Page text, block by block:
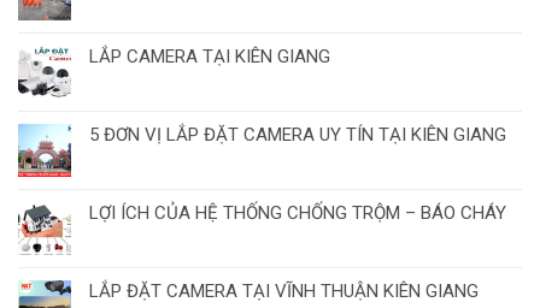
LẮP CAMERA TẠI KIÊN GIANG
5 ĐƠN VỊ LẮP ĐẶT CAMERA UY TÍN TẠI KIÊN GIANG
LỢI ÍCH CỦA HỆ THỐNG CHỐNG TRỘM – BÁO CHÁY
LẮP ĐẶT CAMERA TẠI VĨNH THUẬN KIÊN GIANG